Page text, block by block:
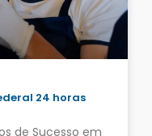
24 horas
de Sucesso em